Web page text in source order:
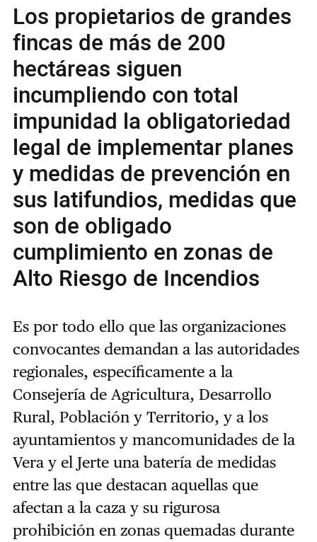
Los propietarios de grandes
fincas de más de 200
hectáreas siguen
incumpliendo con total
impunidad la obligatoriedad
legal de implementar planes
y medidas de prevención en
sus latifundios, medidas que
son de obligado
cumplimiento en zonas de
Alto Riesgo de Incendios
Es por todo ello que las organizaciones
convocantes demandan a las autoridades
regionales, específicamente a la
Consejería de Agricultura, Desarrollo
Rural, Población y Territorio, y a los
ayuntamientos y mancomunidades de la
Vera y el Jerte una batería de medidas
entre las que destacan aquellas que
afectan a la caza y su rigurosa
prohibición en zonas quemadas durante